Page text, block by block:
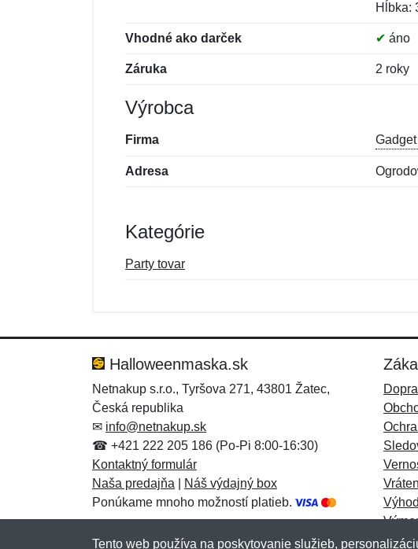
Hĺbka:
Vhodné ako darček ✔ áno
Záruka 2 roky
Výrobca
Firma
Adresa
Kategórie
Party tovar
Správa*
Správa*
Halloweenmaska.sk
Netnakup s.r.o., Tyršova 271, 43801 Žatec,
Česká republika
✉ info@netnakup.sk
☎ +421 222 205 186 (Po-Pi 8:00-16:30)
Kontaktný formulár
Naša predajňa
Náš výdajný box
Ponúkame mnoho možností platieb.
Viac
Tento web používa na poskytovanie služieb,